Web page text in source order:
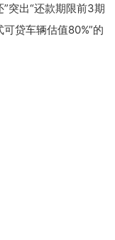
突出“还款期限前3期
贷车辆估值80%”的